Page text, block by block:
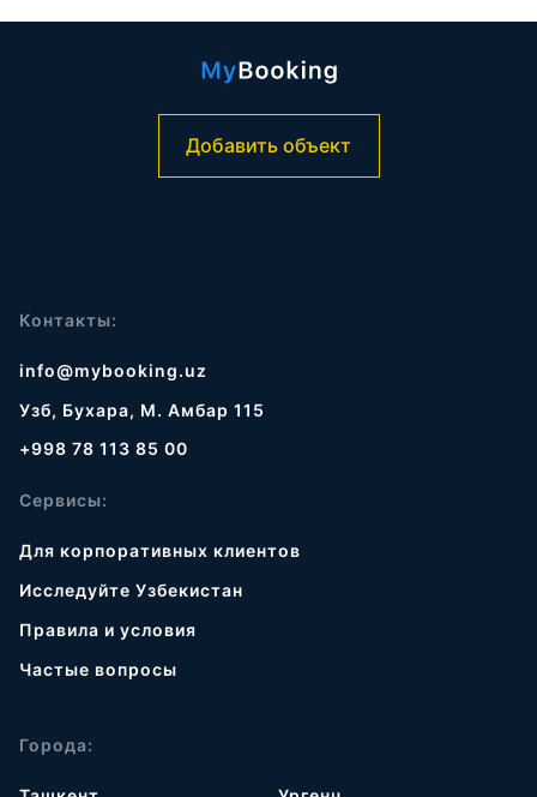
Добавить объект
Контакты:
info@mybooking.uz
Узб, Бухара, М. Амбар 115
+998 78 113 85 00
Сервисы:
Для корпоративных клиентов
Исследуйте Узбекистан
Правила и условия
Частые вопросы
Города: